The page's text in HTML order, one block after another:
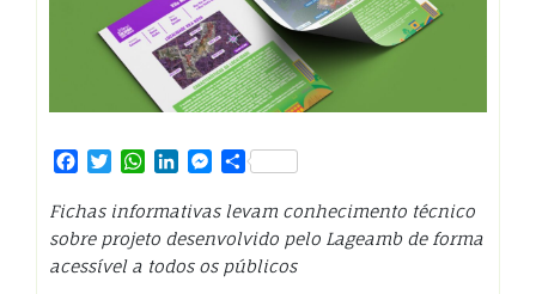
Facebook
TwitterWhatsApp
LinkedInMessenger
Share
Fichas informativas levam conhecimento técnico
sobre projeto desenvolvido pelo Lageamb de forma
acessível a todos os públicos